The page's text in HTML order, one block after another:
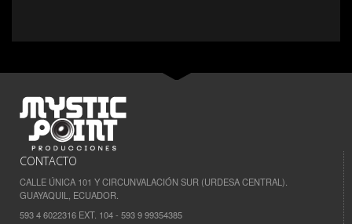
CONTACTO
CALLE ÚNICA 101 Y CIRCUNVALACIÓN SUR (URDESA CENTRAL).
GUAYAQUIL, ECUADOR.
593 4 6022316 EXT. 104 - 593 9 99354385